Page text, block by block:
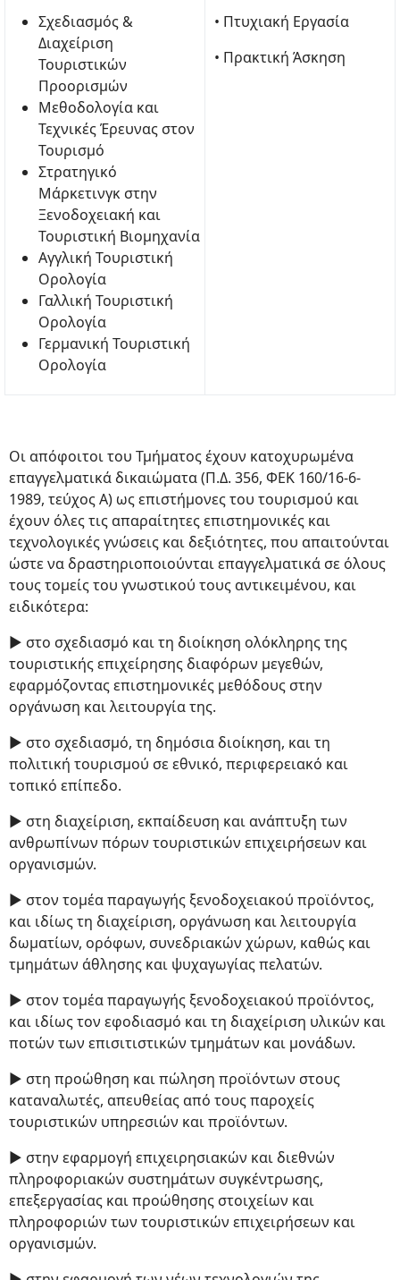
Σχεδιασμός &
Διαχείριση
Τουριστικών
Προορισμών
Μεθοδολογία και
Τεχνικές Έρευνας στον
Τουρισμό
Στρατηγικό
Μάρκετινγκ στην
Ξενοδοχειακή και
Τουριστική Βιομηχανία
Αγγλική Τουριστική
Ορολογία
Γαλλική Τουριστική
Ορολογία
Γερμανική Τουριστική
Ορολογία
• Πτυχιακή Εργασία
• Πρακτική Άσκηση
Oι απόφοιτοι του Τμήματος έχουν κατοχυρωμένα
επαγγελματικά δικαιώματα (Π.Δ. 356, ΦΕΚ 160/16-6-
1989, τεύχος Α) ως επιστήμονες του τουρισμού και
έχουν όλες τις απαραίτητες επιστημονικές και
τεχνολογικές γνώσεις και δεξιότητες, που απαιτούνται
ώστε να δραστηριοποιούνται επαγγελματικά σε όλους
τους τομείς του γνωστικού τους αντικειμένου, και
ειδικότερα:
► στο σχεδιασμό και τη διοίκηση ολόκληρης της
τουριστικής επιχείρησης διαφόρων μεγεθών,
εφαρμόζοντας επιστημονικές μεθόδους στην
οργάνωση και λειτουργία της.
► στο σχεδιασμό, τη δημόσια διοίκηση, και τη
πολιτική τουρισμού σε εθνικό, περιφερειακό και
τοπικό επίπεδο.
► στη διαχείριση, εκπαίδευση και ανάπτυξη των
ανθρωπίνων πόρων τουριστικών επιχειρήσεων και
οργανισμών.
► στον τομέα παραγωγής ξενοδοχειακού προϊόντος,
και ιδίως τη διαχείριση, οργάνωση και λειτουργία
δωματίων, ορόφων, συνεδριακών χώρων, καθώς και
τμημάτων άθλησης και ψυχαγωγίας πελατών.
► στον τομέα παραγωγής ξενοδοχειακού προϊόντος,
και ιδίως τον εφοδιασμό και τη διαχείριση υλικών και
ποτών των επισιτιστικών τμημάτων και μονάδων.
► στη προώθηση και πώληση προϊόντων στους
καταναλωτές, απευθείας από τους παροχείς
τουριστικών υπηρεσιών και προϊόντων.
► στην εφαρμογή επιχειρησιακών και διεθνών
πληροφοριακών συστημάτων συγκέντρωσης,
επεξεργασίας και προώθησης στοιχείων και
πληροφοριών των τουριστικών επιχειρήσεων και
οργανισμών.